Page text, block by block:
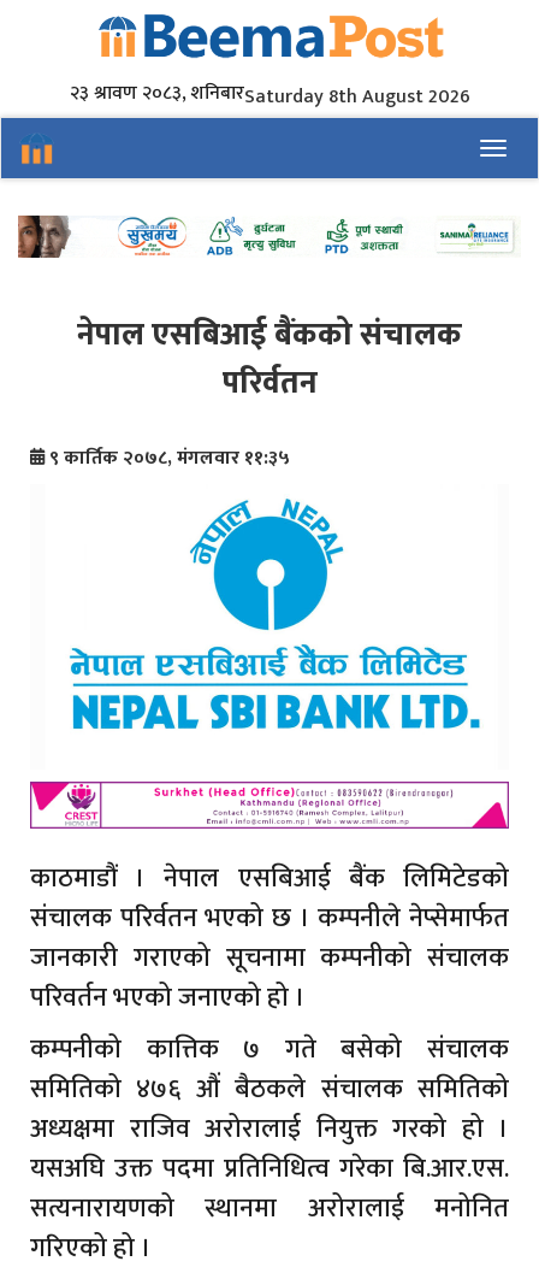
२३ श्रावण २०८३, शनिबारSaturday 8th August 2026
नेपाल एसबिआई बैंकको संचालक
परिर्वतन
९ कार्तिक २०७८, मंगलवार ११:३५
काठमाडौं । नेपाल एसबिआई बैंक लिमिटेडको
संचालक परिर्वतन भएको छ । कम्पनीले नेप्सेमार्फत
जानकारी गराएको सूचनामा कम्पनीको संचालक
परिवर्तन भएको जनाएको हो ।
कम्पनीको कात्तिक ७ गते बसेको संचालक
समितिको ४७६ औं बैठकले संचालक समितिको
अध्यक्षमा राजिव अरोरालाई नियुक्त गरको हो ।
यसअघि उक्त पदमा प्रतिनिधित्व गरेका बि.आर.एस.
सत्यनारायणको स्थानमा अरोरालाई मनोनित
गरिएको हो ।